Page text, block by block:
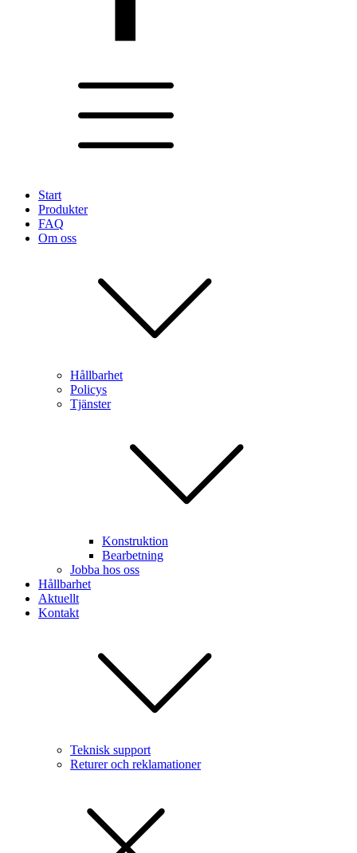
Start
Produkter
FAQ
Om oss
Hållbarhet
Policys
Tjänster
Konstruktion
Bearbetning
Jobba hos oss
Hållbarhet
Aktuellt
Kontakt
Teknisk support
Returer och reklamationer